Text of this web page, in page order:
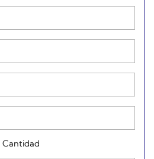
Cantidad